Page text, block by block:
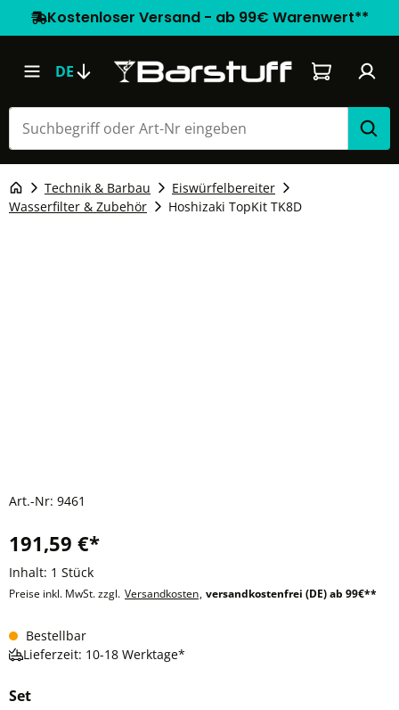
Kostenloser Versand - ab 99€ Warenwert**
DE Warenkorb
Technik & Barbau
Eiswürfelbereiter
Wasserfilter & Zubehör
Hoshizaki TopKit TK8D
Art.-Nr: 9461
191,59 €*
Inhalt: 1 Stück
Preise inkl. MwSt. zzgl. Versandkosten, versandkostenfrei (DE) ab 99€**
Bestellbar
Lieferzeit: 10-18 Werktage*
Set